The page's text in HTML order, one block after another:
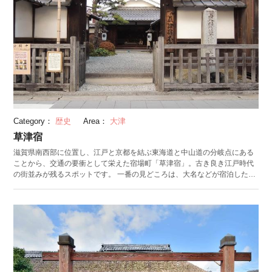
た長さ5m30cmにおよぶ「醒井宿絵図」は圧巻です。 また、毎年7月から8
月ごろに咲く梅花藻（ばいかも）も見どころ。梅花藻とは、梅に似た白い
花を咲かせる水中花です。醒井を流れる地蔵川に生息しており、水面から
顔を出すように花を咲かせます。7月末頃から8月上旬の夜間にかけて行わ
れるライトアップは幻想的。暗闇に輝く梅花藻を見るため、多くの観光客
が訪れます。
Category： 歴史 Area： 大津
草津宿
滋賀県南西部に位置し、江戸と京都を結ぶ東海道と中山道の分岐点にある
ことから、交通の要衝として栄えた宿場町「草津宿」。古き良き江戸時代
の街並みが残るスポットです。 一番の見どころは、大名などが宿泊した草
完全に残っている書院造の屋敷です。屋敷内では、貴重な資料なども展
示・所蔵されています。 他にも、街並み模型や街道すごろく、旅衣装の体
験コーナーなどが目玉の「草津宿街交流館」や、東海道と中山道のまさに
合流地点に立つ「追分道標（おいわけどうひょう）」なども見どころで
す。 街歩きに疲れたら、FM放送局を併設した休憩所「くさつ夢本陣」に
も訪れてみてくださいね。